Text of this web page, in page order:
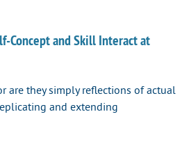
Concept and Skill Interact at
are they simply reflections of actual
and extending